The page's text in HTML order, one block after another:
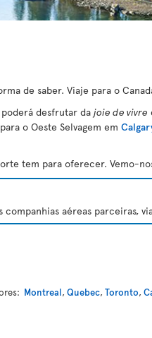
de saber. Viaje para o
poderá desfrutar da joie de vivre
o Oeste Selvagem em
tem para oferecer. Vemo-
aéreas parceiras,
Montreal, Quebec, Toronto,